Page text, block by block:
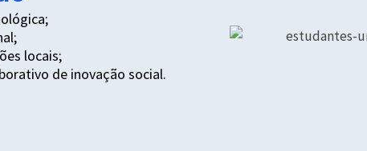
locais;
de inovação social.